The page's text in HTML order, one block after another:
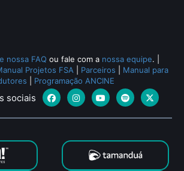
nossa FAQ ou fale com a nossa equipe.
Projetos FSA Parceiros
Manual para
Programação ANCINE
sociais